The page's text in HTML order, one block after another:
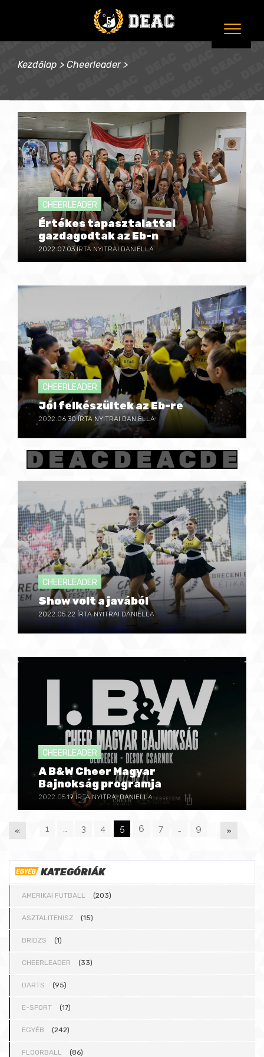
Kezdőlap > Cheerleader >
CHEERLEADER
Értékes tapasztalattal
gazdagodtak az Eb-n
2022.07.03ÍRTA NYITRAI DANIELLA
CHEERLEADER
Jól felkészültek az Eb-re
2022.06.30ÍRTA NYITRAI DANIELLA
CHEERLEADER
Show volt a javából
2022.05.22 ÍRTA NYITRAI DANIELLA
CHEERLEADER
A B&W Cheer Magyar
Bajnokság programja
2022.05.19ÍRTA NYITRAI DANIELLA
P
A
G
E
S
:
« 1 … 3 4 5 6 7 … 9 »
KATEGÓRIÁK
AMERIKAI FUTBALL (203)
ASZTALITENISZ (15)
BRIDZS (1)
CHEERLEADER (33)
DARTS (95)
E-SPORT (17)
EGYÉB (242)
FLOORBALL (86)